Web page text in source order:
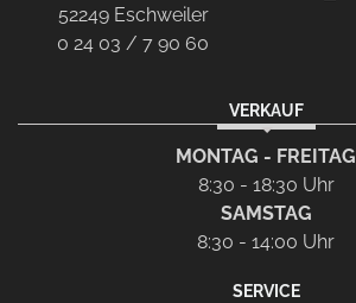
52249 Eschweiler
0 24 03 / 7 90 60
VERKAUF
MONTAG - FREITAG
8:30 - 18:30 Uhr
SAMSTAG
8:30 - 14:00 Uhr
SERVICE